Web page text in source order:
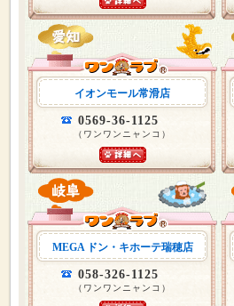
イオンモール常滑店
0569-36-1125
（ワンワンニャンコ）
MEGA ドン・キホーテ瑞穂店
058-326-1125
（ワンワンニャンコ）